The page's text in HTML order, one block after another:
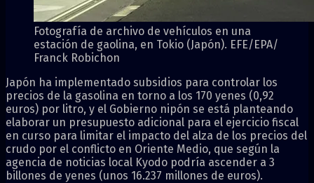
Fotografía de archivo de vehículos en una
estación de gaolina, en Tokio (Japón). EFE/EPA/
Franck Robichon
Japón ha implementado subsidios para controlar los
precios de la gasolina en torno a los 170 yenes (0,92
euros) por litro, y el Gobierno nipón se está planteando
elaborar un presupuesto adicional para el ejercicio fiscal
en curso para limitar el impacto del alza de los precios del
crudo por el conflicto en Oriente Medio, que según la
agencia de noticias local Kyodo podría ascender a 3
billones de yenes (unos 16.237 millones de euros).